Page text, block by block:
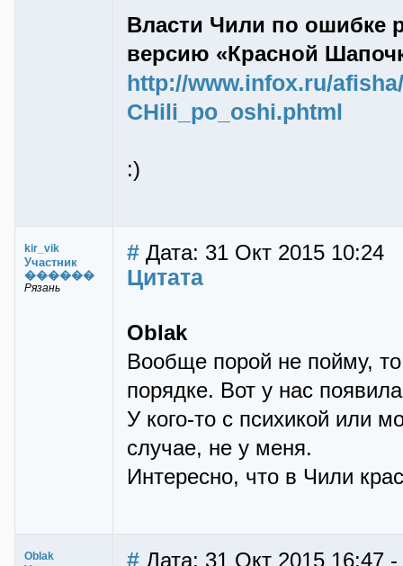
Власти Чили по ошибке
версию «Красной
http://www.infox.ru/
CHili_po_oshi.phtml
:)
kir_vik
Участник
������
Рязань
# Дата: 31 Окт 2015 10:24
Цитата
Oblak
Вообще порой не пойму,
порядке. Вот у нас
У кого-то с психикой или
случае, не у меня.
Интересно, что в Чили
Oblak # Дата: 31 Окт 2015 16:47